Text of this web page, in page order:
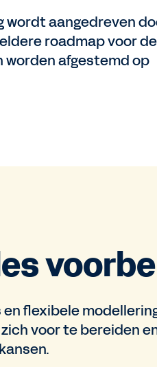
wordt aangedreven
roadmap voor
afgestemd op
flexibele
voor te bereiden